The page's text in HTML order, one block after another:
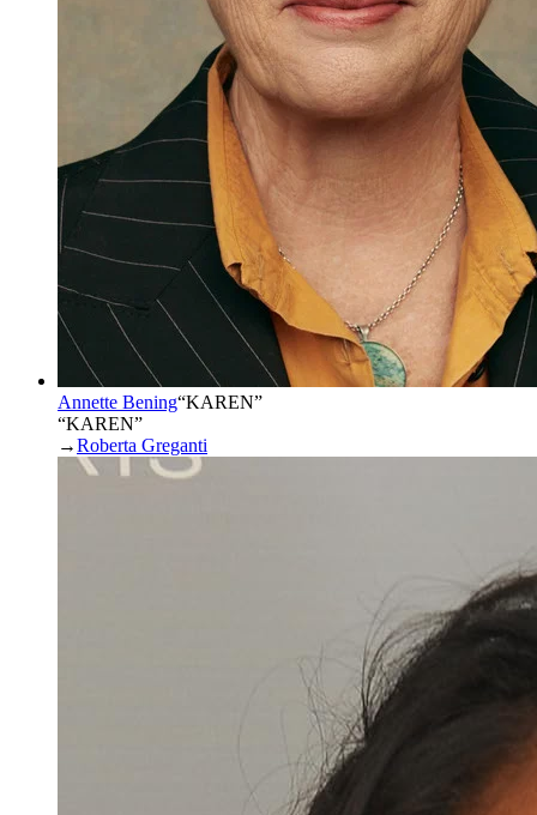
Annette Bening“KAREN”
“KAREN”
→Roberta Greganti